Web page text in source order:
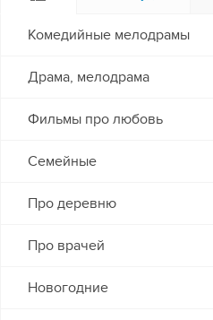
Комедийные мелодрамы
Драма, мелодрама
Фильмы про любовь
Семейные
Про деревню
Про врачей
Новогодние